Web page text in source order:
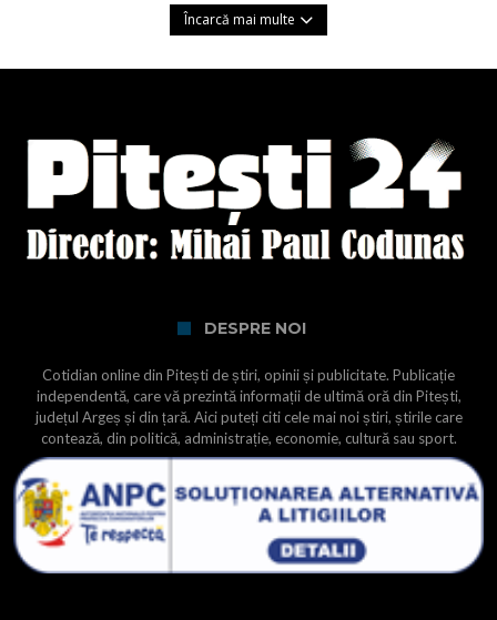
Încarcă mai multe
DESPRE NOI
Cotidian online din Pitești de știri, opinii și publicitate. Publicație
independentă, care vă prezintă informații de ultimă oră din Pitești,
județul Argeș și din țară. Aici puteți citi cele mai noi știri, știrile care
contează, din politică, administrație, economie, cultură sau sport.